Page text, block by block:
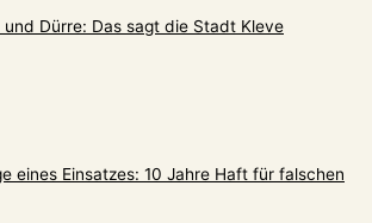
und Dürre: Das sagt die Stadt Kleve
eines Einsatzes: 10 Jahre Haft für falschen